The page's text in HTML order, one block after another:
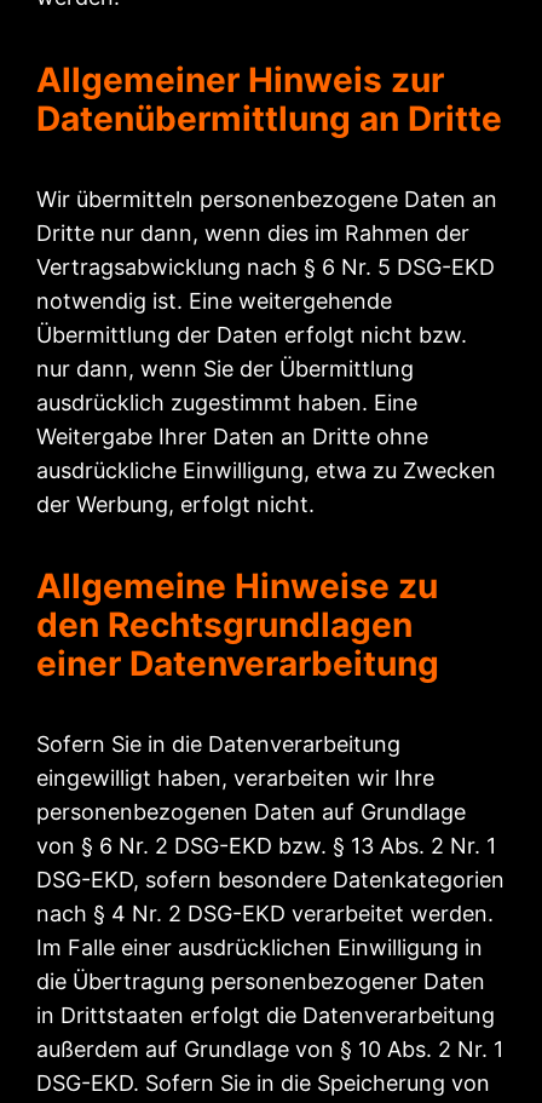
Allgemeiner Hinweis zur
Datenübermittlung an Dritte
Wir übermitteln personenbezogene Daten an
Dritte nur dann, wenn dies im Rahmen der
Vertragsabwicklung nach § 6 Nr. 5 DSG-EKD
notwendig ist. Eine weitergehende
Übermittlung der Daten erfolgt nicht bzw.
nur dann, wenn Sie der Übermittlung
ausdrücklich zugestimmt haben. Eine
Weitergabe Ihrer Daten an Dritte ohne
ausdrückliche Einwilligung, etwa zu Zwecken
der Werbung, erfolgt nicht.
Allgemeine Hinweise zu
den Rechtsgrundlagen
einer Datenverarbeitung
Sofern Sie in die Datenverarbeitung
eingewilligt haben, verarbeiten wir Ihre
personenbezogenen Daten auf Grundlage
von § 6 Nr. 2 DSG-EKD bzw. § 13 Abs. 2 Nr. 1
DSG-EKD, sofern besondere Datenkategorien
nach § 4 Nr. 2 DSG-EKD verarbeitet werden.
Im Falle einer ausdrücklichen Einwilligung in
die Übertragung personenbezogener Daten
in Drittstaaten erfolgt die Datenverarbeitung
außerdem auf Grundlage von § 10 Abs. 2 Nr. 1
DSG-EKD. Sofern Sie in die Speicherung von